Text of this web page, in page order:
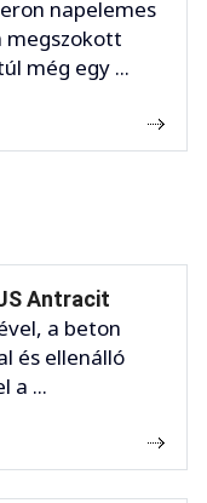
napelemes
megszokott
még egy ...
Antracit
a beton
és ellenálló
a ...